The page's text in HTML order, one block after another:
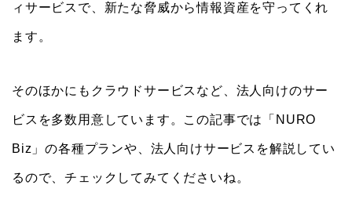
ィサービスで、新たな脅威から情報資産を守ってくれ
ます。
そのほかにもクラウドサービスなど、法人向けのサー
ビスを多数用意しています。この記事では「NURO
Biz」の各種プランや、法人向けサービスを解説してい
るので、チェックしてみてくださいね。